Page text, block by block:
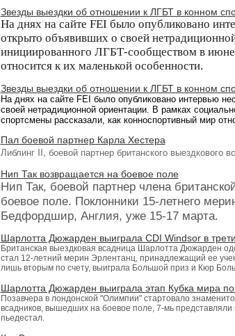
Звезды выездки об отношении к ЛГБТ в конном
На днях на сайте FEI было опубликовано
открыто объявивших о своей
инициированного ЛГБТ-сообществом в
относится к их маленькой особенности.
Звезды выездки об отношении к ЛГБТ в конном
На днях на сайте FEI было опубликовано интервью
своей нетрадиционной ориентации. В рамках
спортсмены рассказали, как конноспортивный мир
Пал боевой партнер Карла Хестера
Либлинг II, боевой партнер британского выездкового
Нип Так возвращается на боевое поле
Нип Так, боевой партнер члена
боевое поле. Поклонники 15-летнего
Бедфордшир, Англия, уже 15-17 марта.
Шарлотта Дюжарден выиграла CDI Windsor в
Британская выездковая всадница Шарлотта Дюжарден
стал 12-летний мерин Эрлентанц, принадлежащий ее
лишь вторым по счету, выиграла Большой приз и Кюр
Шарлотта Дюжарден выиграла этап Кубка мира
Позавчера в лондонской "Олимпии" стартовало
всадников, вышедших на боевое поле, 7-мь
пьедестал.